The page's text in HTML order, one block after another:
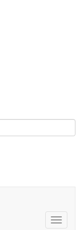
Toggle